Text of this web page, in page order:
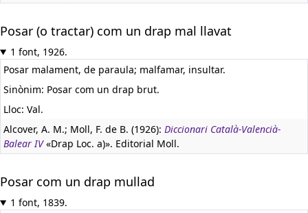
Posar (o tractar) com un drap mal llavat
1 font, 1926.
Posar malament, de paraula; malfamar, insultar.
Sinònim: Posar com un drap brut.
Lloc: Val.
Alcover, A. M.; Moll, F. de B. (1926): Diccionari Català-Valencià-
Balear IV«Drap Loc. a)». Editorial Moll.
Posar com un drap mullad
1 font, 1839.